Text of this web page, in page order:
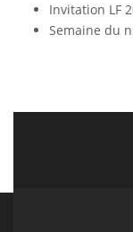
Invitation LF
Semaine du